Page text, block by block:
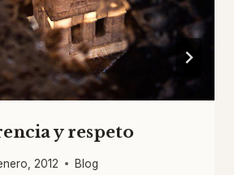
y respeto
2012 Blog